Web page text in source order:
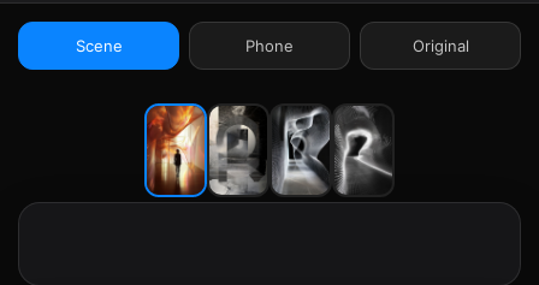
Scene Phone Original
9:41